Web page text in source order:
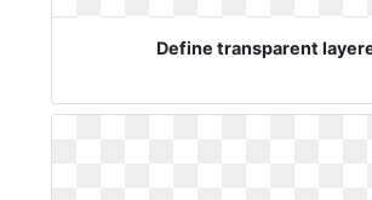
Define transparent